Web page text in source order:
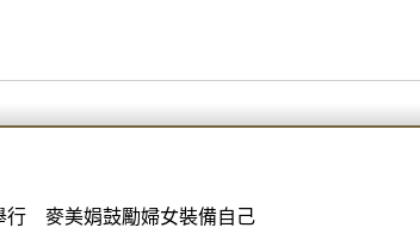
行 麥美娟鼓勵婦女裝備自己